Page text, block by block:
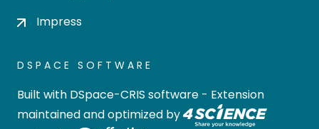
Impress
DSPACE SOFTWARE
Built with DSpace-CRIS software - Extension
maintained and optimized by